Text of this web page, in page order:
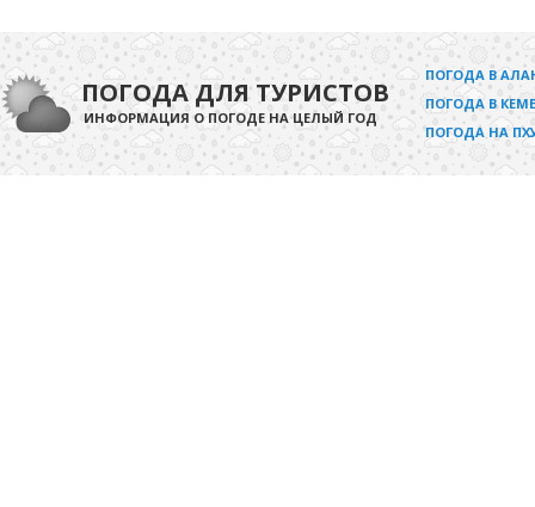
ПОГОДА ДЛЯ ТУРИСТОВ
ИНФОРМАЦИЯ О ПОГОДЕ НА ЦЕЛЫЙ ГОД
ПОГОДА В
ПОГОДА В
ПОГОДА НА